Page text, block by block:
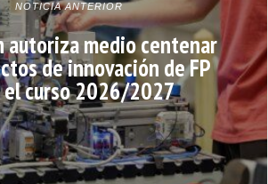
NOTICIA ANTERIOR
autoriza medio centenar
de innovación de FP
el curso 2026/2027